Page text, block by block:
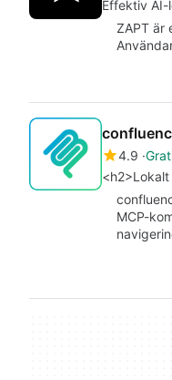
Effektiv
ZAPT är
4.9
MCP-